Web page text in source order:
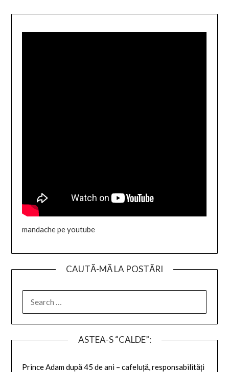
mandache pe youtube
CAUTĂ-MĂ LA POSTĂRI
FOR:
ASTEA-S “CALDE”:
Prince Adam după 45 de ani – cafeluță, responsabilități